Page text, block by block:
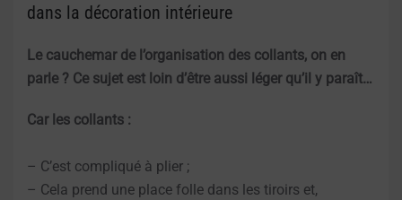
dans la décoration intérieure
Le cauchemar de l’organisation des collants, on en
parle ? Ce sujet est loin d’être aussi léger qu’il y paraît…
Car les collants :
– C’est compliqué à plier ;
– Cela prend une place folle dans les tiroirs et,